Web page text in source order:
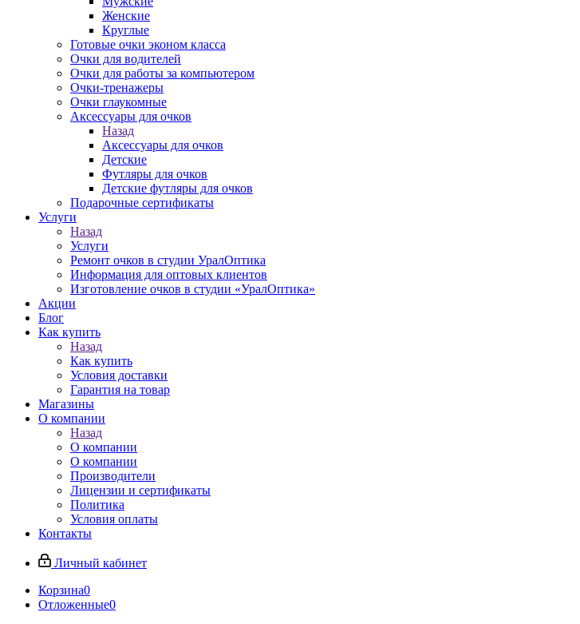
Женские
Круглые
Готовые очки эконом класса
Очки для водителей
Очки для работы за компьютером
Очки-тренажеры
Очки глаукомные
Аксессуары для очков
Назад
Аксессуары для очков
Детские
Футляры для очков
Детские футляры для очков
Подарочные сертификаты
Услуги
Назад
Услуги
Ремонт очков в студии УралОптика
Информация для оптовых клиентов
Изготовление очков в студии «УралОптика»
Акции
Блог
Как купить
Назад
Как купить
Условия доставки
Гарантия на товар
Магазины
О компании
Назад
О компании
О компании
Производители
Лицензии и сертификаты
Политика
Условия оплаты
Контакты
Личный кабинет
Корзина0
Отложенные0